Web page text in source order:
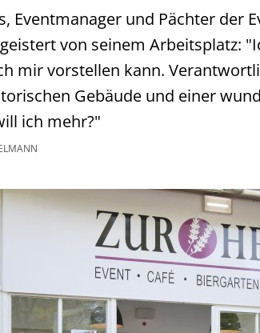
Eventmanager und Pächter der
von seinem Arbeitsplatz:
mir vorstellen kann.
Gebäude und einer
ich mehr?"